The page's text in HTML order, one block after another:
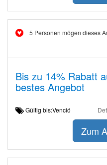
5 Personen mögen dieses
Bis zu 14% Rabatt
bestes Angebot
Gültig bis:Venció
Zum